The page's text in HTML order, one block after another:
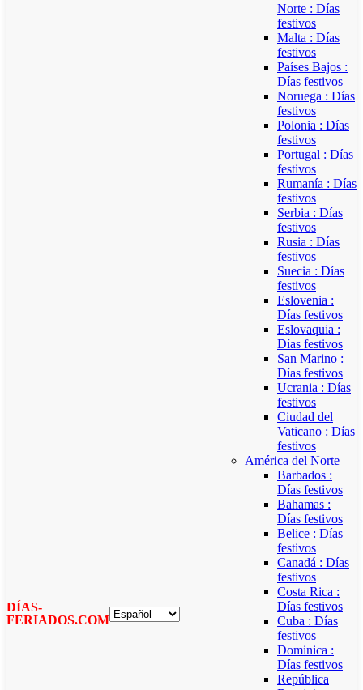
DÍAS-
FERIADOS.COM
Norte : Días
festivos
Malta : Días
festivos
Países Bajos :
Días festivos
Noruega : Días
festivos
Polonia : Días
festivos
Portugal : Días
festivos
Rumanía : Días
festivos
Serbia : Días
festivos
Rusia : Días
festivos
Suecia : Días
festivos
Eslovenia :
Días festivos
Eslovaquia :
Días festivos
San Marino :
Días festivos
Ucrania : Días
festivos
Ciudad del
Vaticano : Días
festivos
América del Norte
Barbados :
Días festivos
Bahamas :
Días festivos
Belice : Días
festivos
Canadá : Días
festivos
Costa Rica :
Días festivos
Cuba : Días
festivos
Dominica :
Días festivos
República